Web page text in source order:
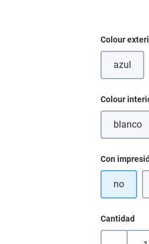
Seleccione
Colour
azul(Esta
Seleccione
Colour
blanco
(Esta
Seleccione
Con
no
Cantidad